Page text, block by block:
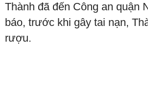
Thành đã đến Công an quận
báo, trước khi gây tai nạn,
rượu.